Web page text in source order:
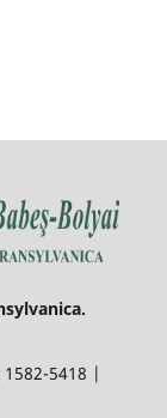
1582-5418 |